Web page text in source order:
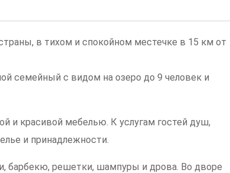
в тихом и спокойном местечке в 15 км от
семейный с видом на озеро до 9 человек и
и красивой мебелью. К услугам гостей душ,
и принадлежности.
барбекю, решетки, шампуры и дрова. Во дворе